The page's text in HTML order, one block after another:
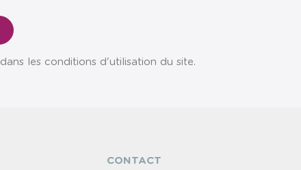
les conditions d'utilisation du site.
CONTACT